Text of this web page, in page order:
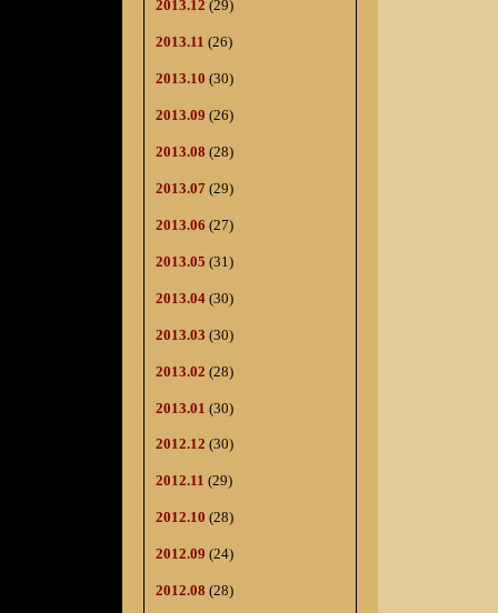
2013.12 (29)
2013.11 (26)
2013.10 (30)
2013.09 (26)
2013.08 (28)
2013.07 (29)
2013.06 (27)
2013.05 (31)
2013.04 (30)
2013.03 (30)
2013.02 (28)
2013.01 (30)
2012.12 (30)
2012.11 (29)
2012.10 (28)
2012.09 (24)
2012.08 (28)